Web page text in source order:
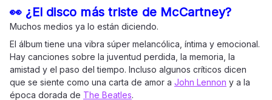
👀 ¿El disco más triste de McCartney?
Muchos medios ya lo están diciendo.
El álbum tiene una vibra súper melancólica, íntima y emocional.
Hay canciones sobre la juventud perdida, la memoria, la
amistad y el paso del tiempo. Incluso algunos críticos dicen
que se siente como una carta de amor a John Lennon y a la
época dorada de The Beatles.